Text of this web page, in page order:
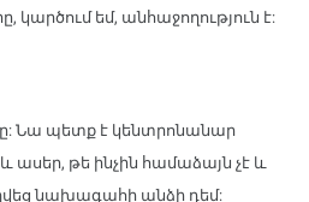
եմ, անհաջողություն է:
Նա պետք է կենտրոնանար
թե ինչին համաձայն չէ և
նախագահի անձի դեմ: